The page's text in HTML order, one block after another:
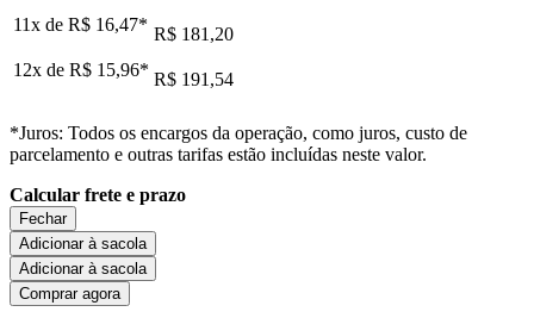
11x de R$ 16,47* R$ 181,20
12x de R$ 15,96* R$ 191,54
*Juros: Todos os encargos da operação, como juros, custo de
parcelamento e outras tarifas estão incluídas neste valor.
Calcular frete e prazo
Fechar
Adicionar à sacola
Adicionar à sacola
Comprar agora